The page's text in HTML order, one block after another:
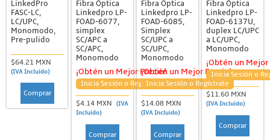
LinkedPro
FASC-LC,
LC/UPC,
Monomodo,
Pre-pulido
$64.21 MXN
(IVA Incluido)
Comprar
Fibra Óptica
Linkedpro LP-
FOAD-6077,
simplex
SC/APC a
SC/APC,
Monomodo
¡Obtén un Mejor Precio!
Inicia Sesión o Regístrate
$4.14 MXN
(IVA
Incluido)
Comprar
Fibra Óptica
Linkedpro LP-
FOAD-6085,
Simplex
SC/UPC a
SC/UPC,
Monomodo
¡Obtén un Mejor Precio!
Inicia Sesión o Regístrate
$14.08 MXN
(IVA Incluido)
Comprar
Fibra Óptica
Linkedpro LP-
FOAD-6137U,
duplex LC/UPC
a LC/UPC,
Monomodo
¡Obtén un
Inicia Sesión o
$11.60 MXN
(IVA Incluido)
Comprar